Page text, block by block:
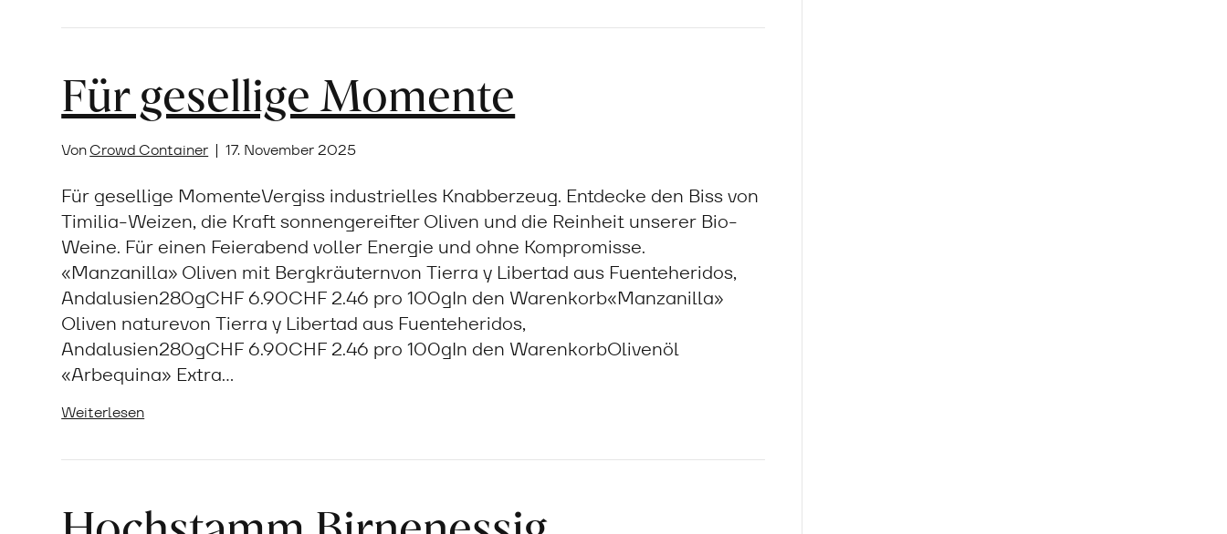
Für gesellige Momente
VonCrowd Container | 17. November 2025
Für gesellige MomenteVergiss industrielles Knabberzeug. Entdecke den Biss von
Timilia-Weizen, die Kraft sonnengereifter Oliven und die Reinheit unserer Bio-
Weine. Für einen Feierabend voller Energie und ohne Kompromisse.
«Manzanilla» Oliven mit Bergkräuternvon Tierra y Libertad aus Fuenteheridos,
Andalusien280gCHF 6.90CHF 2.46 pro 100gIn den Warenkorb«Manzanilla»
Oliven naturevon Tierra y Libertad aus Fuenteheridos,
Andalusien280gCHF 6.90CHF 2.46 pro 100gIn den WarenkorbOlivenöl
«Arbequina» Extra…
Weiterlesen